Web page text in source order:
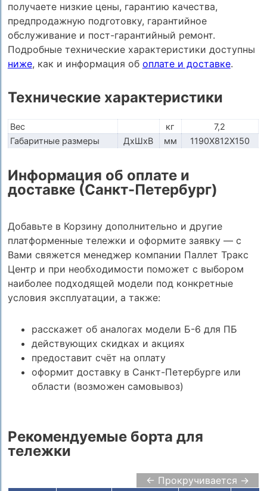
получаете низкие цены, гарантию качества,
предпродажную подготовку, гарантийное
обслуживание и пост-гарантийный ремонт.
Подробные технические характеристики доступны
ниже, как и информация об оплате и доставке.
Технические характеристики
Вес кг
7,2
Габаритные размеры
ДхШхВ мм 1190Х812Х150
Информация об оплате и
доставке (Санкт-Петербург)
Добавьте в Корзину дополнительно и другие
платформенные тележки и оформите заявку — с
Вами свяжется менеджер компании Паллет Тракс
Центр и при необходимости поможет с выбором
наиболее подходящей модели под конкретные
условия эксплуатации, а также:
расскажет об аналогах модели Б-6 для ПБ
действующих скидках и акциях
предоставит счёт на оплату
оформит доставку в Санкт-Петербурге или
области (возможен самовывоз)
Рекомендуемые борта для
тележки
← Прокручивается →